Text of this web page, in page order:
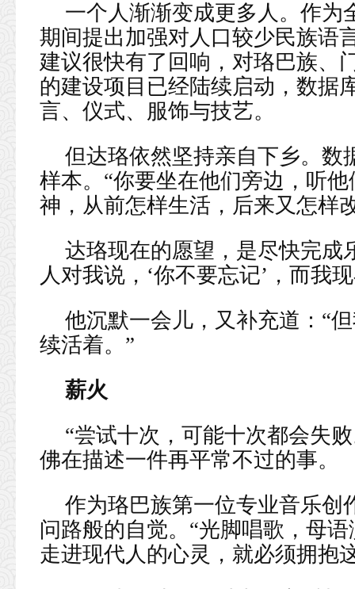
一个人渐渐变成更多人。作为
期间提出加强对人口较少民族语
建议很快有了回响，对珞巴族、
的建设项目已经陆续启动，数据
言、仪式、服饰与技艺。
但达珞依然坚持亲自下乡。数
样本。“你要坐在他们旁边，听
神，从前怎样生活，后来又怎
达珞现在的愿望，是尽快完成
人对我说，‘你不要忘记’，而我
他沉默一会儿，又补充道：“
续活着。”
薪火
“尝试十次，可能十次都会失
佛在描述一件再平常不过的事。
作为珞巴族第一位专业音乐创
问路般的自觉。“光脚唱歌，母
走进现代人的心灵，就必须拥抱